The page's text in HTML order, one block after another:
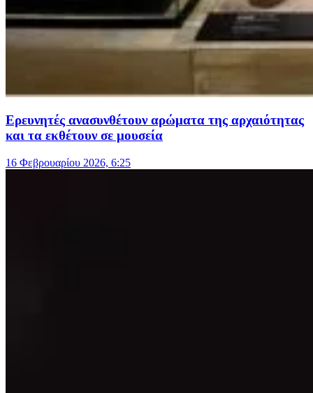
Ερευνητές ανασυνθέτουν αρώματα της αρχαιότητας
και τα εκθέτουν σε μουσεία
16 Φεβρουαρίου 2026, 6:25